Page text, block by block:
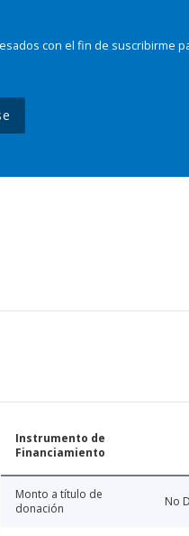
con el fin de suscribirme
Instrumento de
Financiamiento
Monto a título de
donación
No